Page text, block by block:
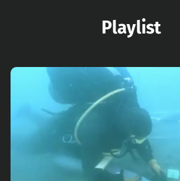
Playlist